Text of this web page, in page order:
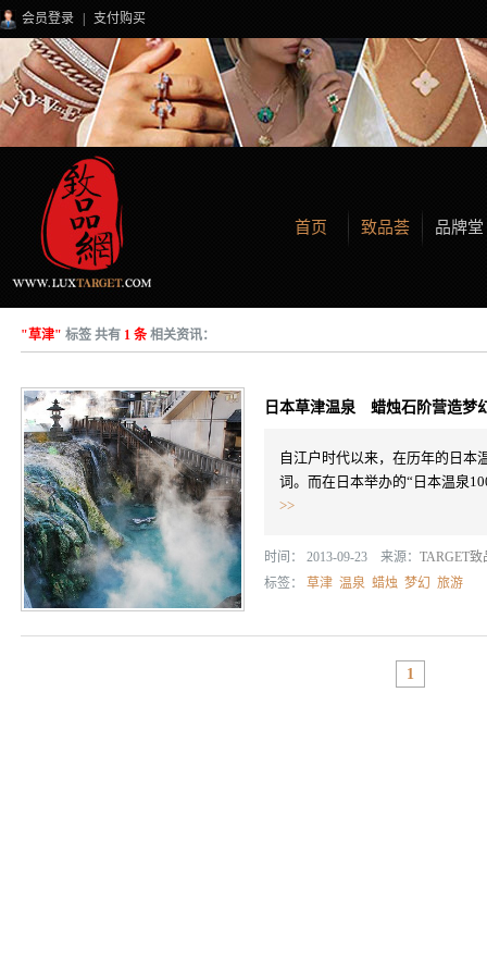
会员登录 支付购买
首页 致品荟 品牌堂
"草津" 标签 共有 1 条相关资讯：
日本草津温泉 蜡烛石阶营造梦
自江户时代以来，在历年的日本
词。而在日本举办的“日本温泉
>>
时间： 2013-09-23 来源： TARGET致
标签： 草津 温泉 蜡烛 梦幻 旅游
1